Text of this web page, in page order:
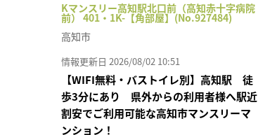
Kマンスリー高知駅北口前（高知赤十字病院
前） 401・1K-【角部屋】(No.927484)
高知市
情報更新日 2026/08/02 10:51
【WIFI無料・バストイレ別】高知駅 徒
歩3分にあり 県外からの利用者様へ駅近
割安でご利用可能な高知市マンスリーマ
ンション！